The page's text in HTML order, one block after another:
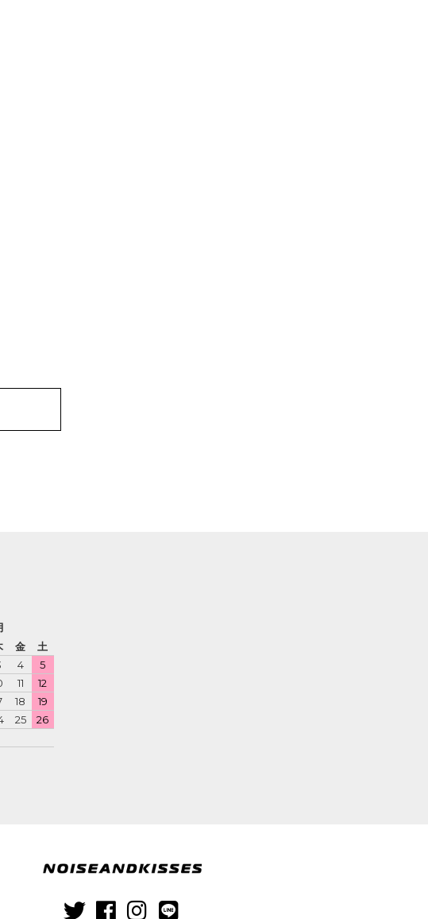
Cream プリンセスストロベリー
・イヤリング P1526
円（税込）
金
土
4
5
11
12
18
19
25
26